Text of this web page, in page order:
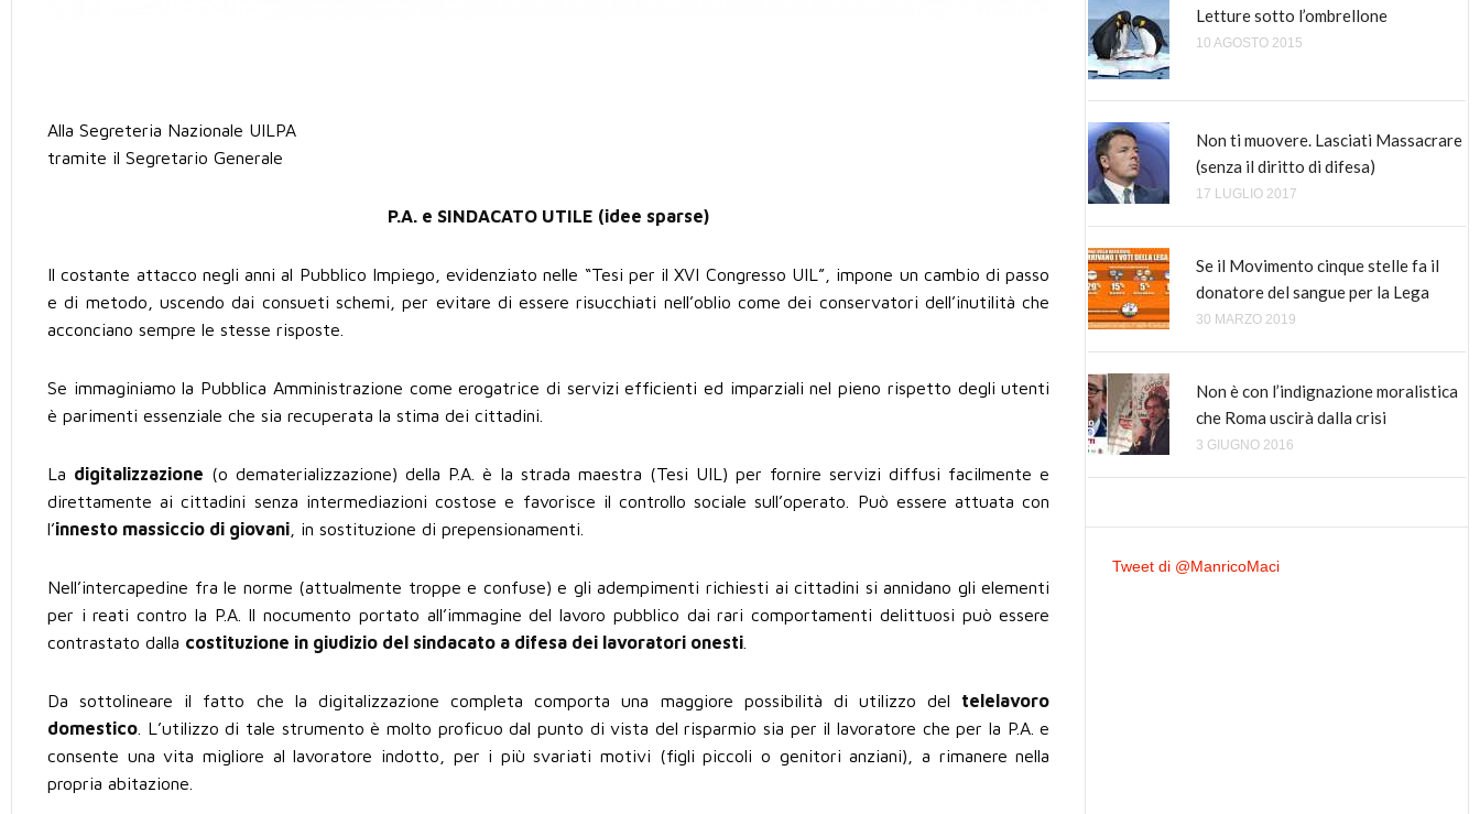
Alla Segreteria Nazionale UILPA
tramite il Segretario Generale
P.A. e SINDACATO UTILE (idee sparse)
Il costante attacco negli anni al Pubblico Impiego, evidenziato nelle “Tesi per il XVI Congresso UIL”, impone un cambio di passo
e di metodo, uscendo dai consueti schemi, per evitare di essere risucchiati nell’oblio come dei conservatori dell’inutilità che
acconciano sempre le stesse risposte.
Se immaginiamo la Pubblica Amministrazione come erogatrice di servizi efficienti ed imparziali nel pieno rispetto degli utenti
è parimenti essenziale che sia recuperata la stima dei cittadini.
La digitalizzazione (o dematerializzazione) della P.A. è la strada maestra (Tesi UIL) per fornire servizi diffusi facilmente e
direttamente ai cittadini senza intermediazioni costose e favorisce il controllo sociale sull’operato. Può essere attuata con
l’innesto massiccio di giovani , in sostituzione di prepensionamenti.
Nell’intercapedine fra le norme (attualmente troppe e confuse) e gli adempimenti richiesti ai cittadini si annidano gli elementi
per i reati contro la P.A. Il nocumento portato all’immagine del lavoro pubblico dai rari comportamenti delittuosi può essere
contrastato dalla costituzione in giudizio del sindacato a difesa dei lavoratori onesti
Da sottolineare il fatto che la digitalizzazione completa comporta una maggiore possibilità di utilizzo del telelavoro
domestico . L’utilizzo di tale strumento è molto proficuo dal punto di vista del risparmio sia per il lavoratore che per la P.A. e
consente una vita migliore al lavoratore indotto, per i più svariati motivi (figli piccoli o genitori anziani), a rimanere nella
propria abitazione.
Letture sotto l’ombrellone
10 AGOSTO 2015
Non ti muovere. Lasciati Massacrare
(senza il diritto di difesa)
17 LUGLIO 2017
Se il Movimento cinque stelle fa il
donatore del sangue per la Lega
30 MARZO 2019
Non è con l’indignazione moralistica
che Roma uscirà dalla crisi
3 GIUGNO 2016
Cuperlo e Speranza sono di destra
12 AGOSTO 2016
l’autolesionismo italico
24 MARZO 2016
sinistra
7 DICEMBRE 2016
lungo. Cronaca di una sconfitta
7 MARZO 2018
Tweet di @ManricoMaci